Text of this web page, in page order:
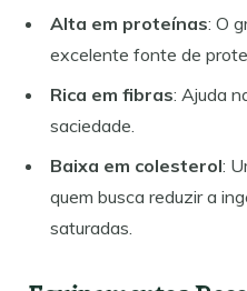
Alta em proteínas: O
excelente fonte de
Rica em fibras: Ajuda
saciedade.
Baixa em colesterol:
quem busca reduzir a
saturadas.